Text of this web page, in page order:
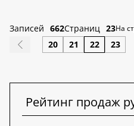
Записей 662Страниц 23На
20 21 22 23
Рейтинг продаж